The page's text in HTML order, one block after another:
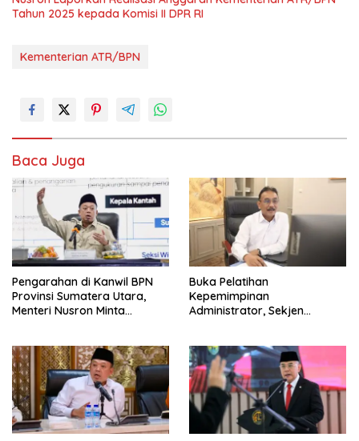
Tahun 2025 kepada Komisi II DPR RI
Kementerian ATR/BPN
Baca Juga
Pengarahan di Kanwil BPN
Provinsi Sumatera Utara,
Menteri Nusron Minta
Masyarakat
Buka Pelatihan
Kepemimpinan
Administrator, Sekjen
Hasilkan Kerja Berdampak
bagi Masyarakat